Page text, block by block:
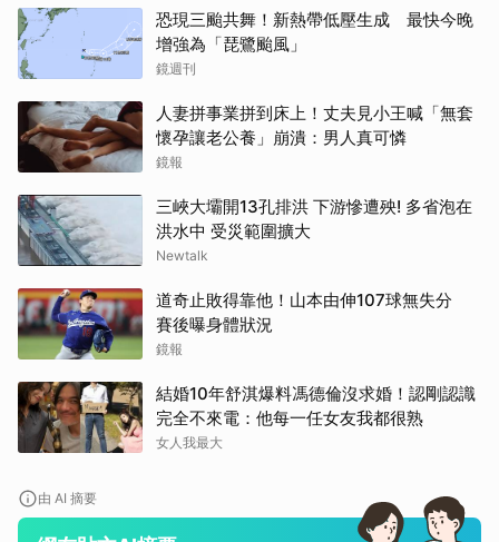
恐現三颱共舞！新熱帶低壓生成 最快今晚
增強為「琵鷺颱風」
鏡週刊
人妻拼事業拼到床上！丈夫見小王喊「無套
懷孕讓老公養」崩潰：男人真可憐
鏡報
三峽大壩開13孔排洪 下游慘遭殃! 多省泡在
洪水中 受災範圍擴大
Newtalk
道奇止敗得靠他！山本由伸107球無失分
賽後曝身體狀況
鏡報
結婚10年舒淇爆料馮德倫沒求婚！認剛認識
完全不來電：他每一任女友我都很熟
女人我最大
由 AI 摘要